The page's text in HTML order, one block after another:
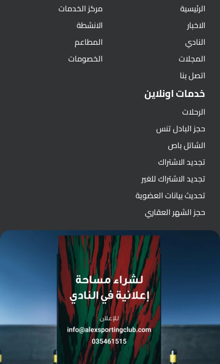
الرئيسية
الاخبار
النادي
المجلات
اتصل بنا
مركز الخدمات
الانشطة
المطاعم
الخصومات
خدمات اونلاين
الرحلات
حجز البادل تنس
الشاتل باص
تجديد الاشتراك
تجديد الاشتراك للغير
تحديث بيانات العضوية
حجز الشهر العقاري